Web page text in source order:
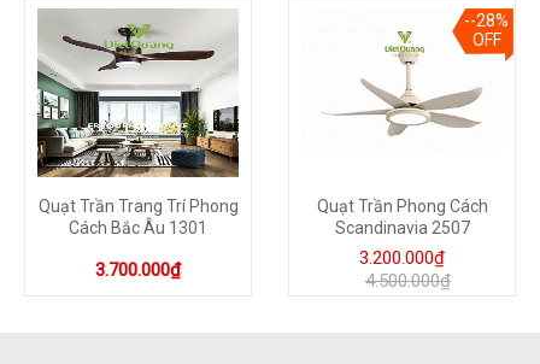
Quạt Trần Trang Trí Phong
Cách Bắc Âu 1301
3.700.000₫
--28%
OFF
Quạt Trần Phong Cách
Scandinavia 2507
3.200.000₫
4.500.000₫